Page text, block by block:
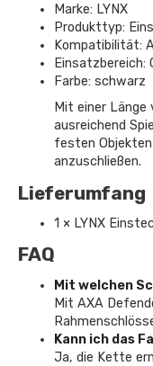
Marke: LYNX
Produkttyp:
Kompatibilität:
Einsatzbereich:
Farbe: schwarz
Mit einer
ausreichend
festen
anzuschließen.
Lieferumfang
1 × LYNX
FAQ
Mit welchen
Mit AXA
Kann ich das
Ja, die Kette